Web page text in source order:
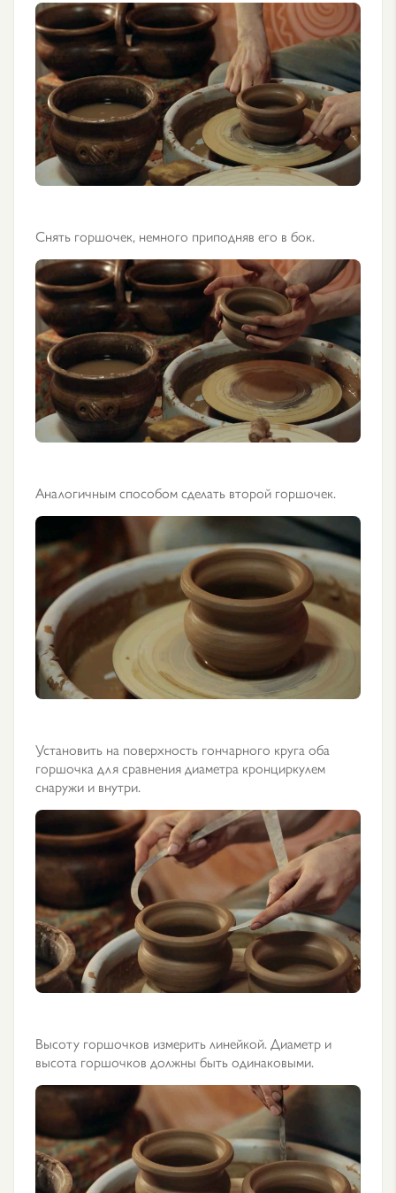
Снять горшочек, немного приподняв его в бок.
Аналогичным способом сделать второй горшочек.
Установить на поверхность гончарного круга оба
горшочка для сравнения диаметра кронциркулем
снаружи и внутри.
Высоту горшочков измерить линейкой. Диаметр и
высота горшочков должны быть одинаковыми.